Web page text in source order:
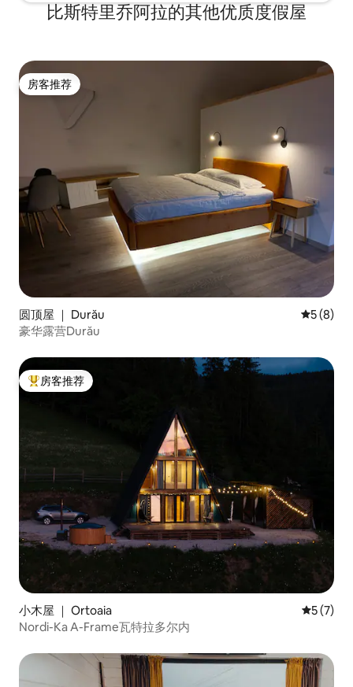
比斯特里乔阿拉的其他优质度假屋
房客推荐
房客推荐
圆顶屋 ｜ Durău 平均评分
5 (8)
豪华露营Durău
热门「房客推荐」
房客推荐
小木屋 ｜ Ortoaia 平均评分
5 (7)
Nordi-Ka A-Frame瓦特拉多尔内